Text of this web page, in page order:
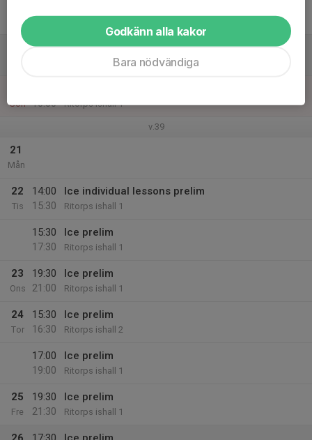
Fre
21:30
17:30
Ice prelim
Ritorps ishall 1
Sön
10:00
Ritorps ishall 1
v.39
21
Mån
22
Tis
14:00
15:30
Ice individual lessons prelim
Ritorps ishall 1
15:30
17:30
Ice prelim
Ritorps ishall 1
23
Ons
19:30
21:00
Ice prelim
Ritorps ishall 1
24
Tor
15:30
16:30
Ice prelim
Ritorps ishall 2
17:00
19:00
Ice prelim
Ritorps ishall 1
25
Fre
19:30
21:30
Ice prelim
Ritorps ishall 1
Godkänn alla kakor
Bara nödvändiga